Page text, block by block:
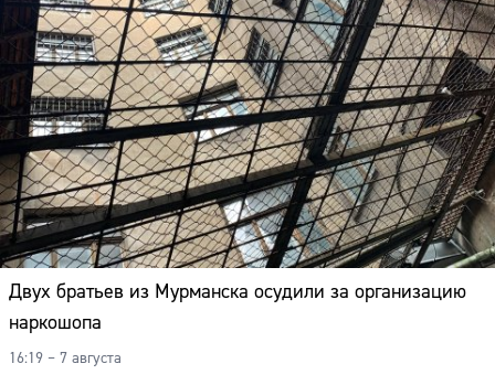
Двух братьев из Мурманска осудили за организацию
наркошопа
16:19 – 7 августа